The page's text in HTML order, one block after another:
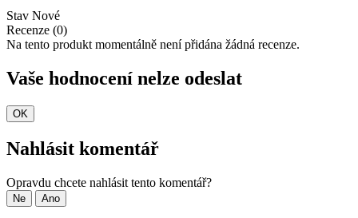
Stav Nové
Recenze (0)
Na tento produkt momentálně není přidána žádná recenze.
Vaše hodnocení nelze odeslat
OK
Nahlásit komentář
Opravdu chcete nahlásit tento komentář?
Ne Ano